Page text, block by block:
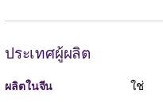
ประเทศผู้ผลิต
ผลิตในจีน ใช่